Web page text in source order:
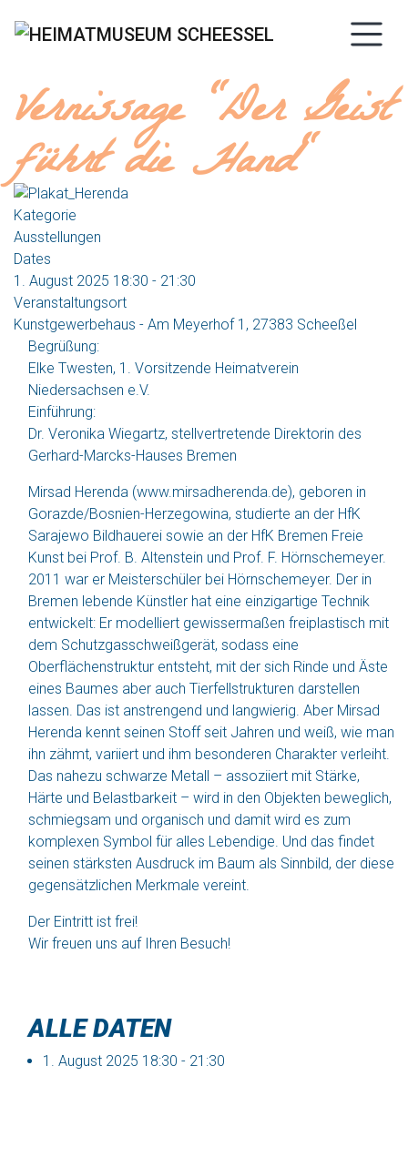
Vernissage "Der Geist
führt die Hand"
Kategorie
Ausstellungen
Dates
1. August 2025 18:30 - 21:30
Veranstaltungsort
Kunstgewerbehaus - Am Meyerhof 1, 27383 Scheeßel
Begrüßung:
Elke Twesten, 1. Vorsitzende Heimatverein
Niedersachsen e.V.
Einführung:
Dr. Veronika Wiegartz, stellvertretende Direktorin des
Gerhard-Marcks-Hauses Bremen
Mirsad Herenda (www.mirsadherenda.de), geboren in
Gorazde/Bosnien-Herzegowina, studierte an der HfK
Sarajewo Bildhauerei sowie an der HfK Bremen Freie
Kunst bei Prof. B. Altenstein und Prof. F. Hörnschemeyer.
2011 war er Meisterschüler bei Hörnschemeyer. Der in
Bremen lebende Künstler hat eine einzigartige Technik
entwickelt: Er modelliert gewissermaßen freiplastisch mit
dem Schutzgasschweißgerät, sodass eine
Oberflächenstruktur entsteht, mit der sich Rinde und Äste
eines Baumes aber auch Tierfellstrukturen darstellen
lassen. Das ist anstrengend und langwierig. Aber Mirsad
Herenda kennt seinen Stoff seit Jahren und weiß, wie man
ihn zähmt, variiert und ihm besonderen Charakter verleiht.
Das nahezu schwarze Metall – assoziiert mit Stärke,
Härte und Belastbarkeit – wird in den Objekten beweglich,
schmiegsam und organisch und damit wird es zum
komplexen Symbol für alles Lebendige. Und das findet
seinen stärksten Ausdruck im Baum als Sinnbild, der diese
gegensätzlichen Merkmale vereint.
Der Eintritt ist frei!
Wir freuen uns auf Ihren Besuch!
ALLE DATEN
1. August 2025 18:30 - 21:30